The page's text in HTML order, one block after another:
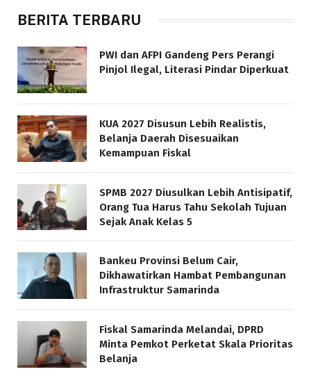
BERITA TERBARU
PWI dan AFPI Gandeng Pers Perangi
Pinjol Ilegal, Literasi Pindar Diperkuat
KUA 2027 Disusun Lebih Realistis,
Belanja Daerah Disesuaikan
Kemampuan Fiskal
SPMB 2027 Diusulkan Lebih Antisipatif,
Orang Tua Harus Tahu Sekolah Tujuan
Sejak Anak Kelas 5
Bankeu Provinsi Belum Cair,
Dikhawatirkan Hambat Pembangunan
Infrastruktur Samarinda
Fiskal Samarinda Melandai, DPRD
Minta Pemkot Perketat Skala Prioritas
Belanja